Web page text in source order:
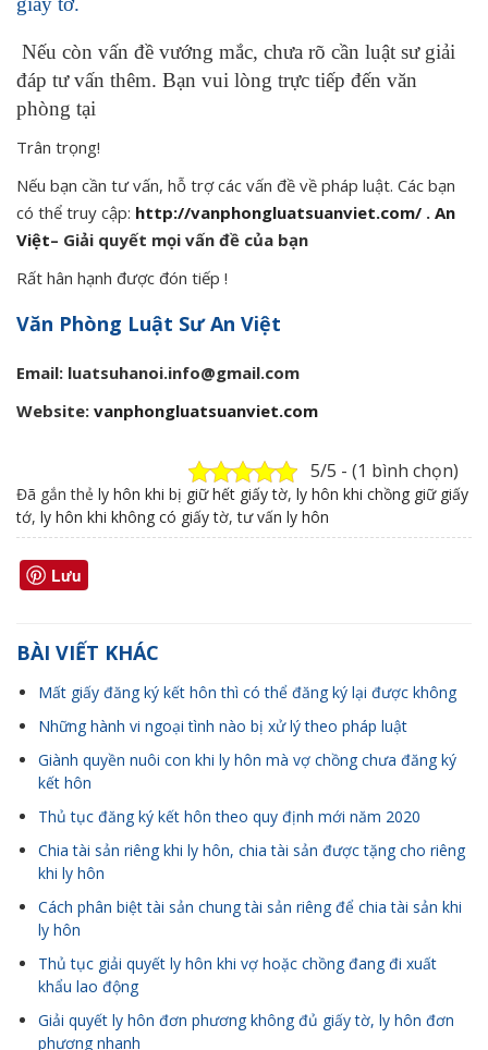
Nếu còn vấn đề vướng mắc, chưa rõ cần luật sư giải
đáp tư vấn thêm. Bạn vui lòng trực tiếp đến văn
phòng tại
Trân trọng!
Nếu bạn cần tư vấn, hỗ trợ các vấn đề về pháp luật. Các bạn
có thể truy cập: http://vanphongluatsuanviet.com/ . An
Việt– Giải quyết mọi vấn đề của bạn
Rất hân hạnh được đón tiếp !
Văn Phòng Luật Sư An Việt
Email: luatsuhanoi.info@gmail.com
Website: vanphongluatsuanviet.com
5/5 - (1 bình chọn)
Đã gắn thẻ ly hôn khi bị giữ hết giấy tờ, ly hôn khi chồng giữ giấy
tớ, ly hôn khi không có giấy tờ,tư vấn ly hôn
Lưu
BÀI VIẾT KHÁC
Mất giấy đăng ký kết hôn thì có thể đăng ký lại được không
Những hành vi ngoại tình nào bị xử lý theo pháp luật
Giành quyền nuôi con khi ly hôn mà vợ chồng chưa đăng ký
kết hôn
Thủ tục đăng ký kết hôn theo quy định mới năm 2020
Chia tài sản riêng khi ly hôn, chia tài sản được tặng cho riêng
khi ly hôn
Cách phân biệt tài sản chung tài sản riêng để chia tài sản khi
ly hôn
Thủ tục giải quyết ly hôn khi vợ hoặc chồng đang đi xuất
khẩu lao động
Giải quyết ly hôn đơn phương không đủ giấy tờ, ly hôn đơn
phương nhanh